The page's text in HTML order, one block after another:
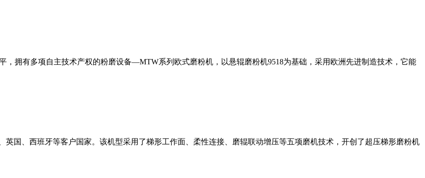
，拥有多项自主技术产权的粉磨设备—MTW系列欧式磨粉机，以悬辊磨粉机9518为基础，采用欧洲先进制造技术，它能
国、西班牙等客户国家。该机型采用了梯形工作面、柔性连接、磨辊联动增压等五项磨机技术，开创了超压梯形磨粉机